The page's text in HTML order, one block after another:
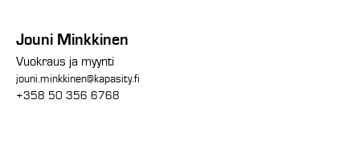
Jouni Minkkinen
Vuokraus ja myynti
jouni.minkkinen@kapasity.fi
+358 50 356 6768